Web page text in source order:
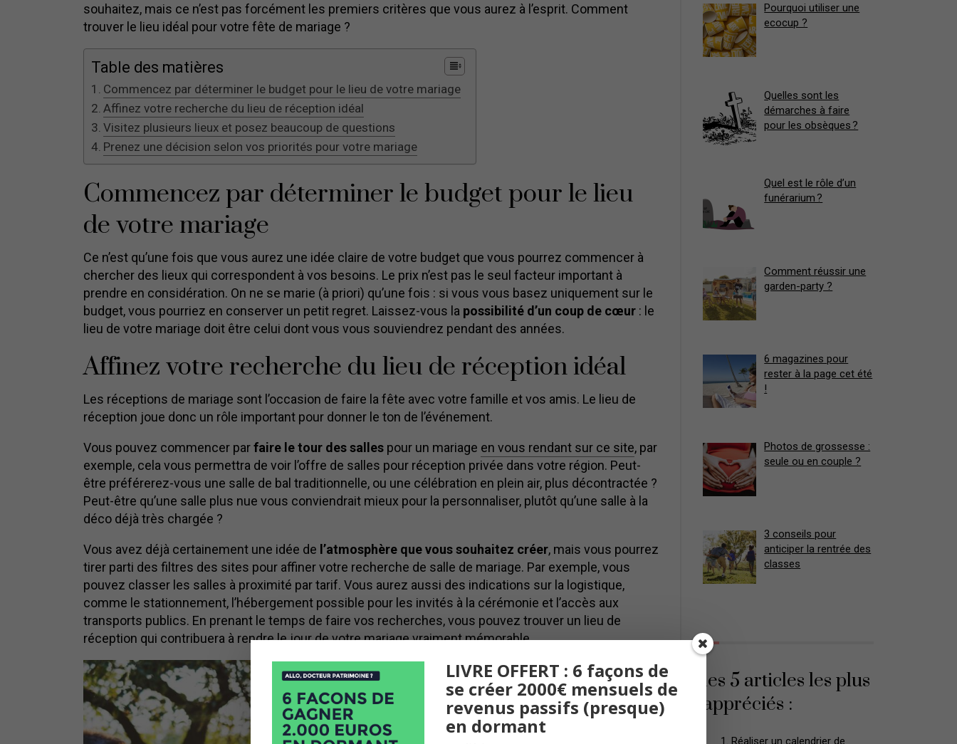
souhaitez, mais ce n’est pas forcément les premiers critères que vous aurez à l’esprit. Comment
trouver le lieu idéal pour votre fête de mariage ?
Table des matières
Commencez par déterminer le budget pour le lieu de votre mariage
Affinez votre recherche du lieu de réception idéal
Visitez plusieurs lieux et posez beaucoup de questions
Prenez une décision selon vos priorités pour votre mariage
Commencez par déterminer le budget pour le lieu
de votre mariage
Ce n’est qu’une fois que vous aurez une idée claire de votre budget que vous pourrez commencer à
chercher des lieux qui correspondent à vos besoins. Le prix n’est pas le seul facteur important à
prendre en considération. On ne se marie (à priori) qu’une fois : si vous vous basez uniquement sur le
budget, vous pourriez en conserver un petit regret. Laissez-vous la possibilité d’un coup de cœur : le
lieu de votre mariage doit être celui dont vous vous souviendrez pendant des années.
Affinez votre recherche du lieu de réception idéal
Les réceptions de mariage sont l’occasion de faire la fête avec votre famille et vos amis. Le lieu de
réception joue donc un rôle important pour donner le ton de l’événement.
Vous pouvez commencer parfaire le tour des salles pour un mariage en vous rendant sur ce site, par
exemple, cela vous permettra de voir l’offre de salles pour réception privée dans votre région. Peut-
être préférerez-vous une salle de bal traditionnelle, ou une célébration en plein air, plus décontractée ?
Peut-être qu’une salle plus nue vous conviendrait mieux pour la personnaliser, plutôt qu’une salle à la
déco déjà très chargée ?
Vous avez déjà certainement une idée de l’atmosphère que vous souhaitez créer, mais vous pourrez
tirer parti des filtres des sites pour affiner votre recherche de salle de mariage. Par exemple, vous
pouvez classer les salles à proximité par tarif. Vous aurez aussi des indications sur la logistique,
comme le stationnement, l’hébergement possible pour les invités à la cérémonie et l’accès aux
transports publics. En prenant le temps de faire vos recherches, vous pouvez trouver un lieu de
réception qui contribuera à rendre le jour de votre mariage vraiment mémorable.
Pourquoi utiliser une
ecocup ?
Quelles sont les
démarches à faire
pour les obsèques ?
Quel est le rôle d’un
funérarium ?
Comment réussir une
garden-party ?
6 magazines pour
rester à la page cet été
!
Photos de grossesse :
seule ou en couple ?
3 conseils pour
anticiper la rentrée des
classes
les 5 articles les plus
appréciés :
Réaliser un calendrier de
LIVRE OFFERT : 6 façons de
se créer 2000€ mensuels de
revenus passifs (presque)
en dormant